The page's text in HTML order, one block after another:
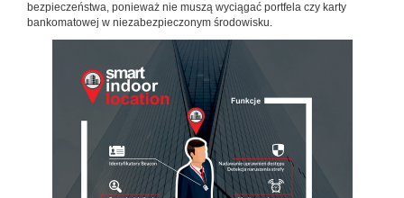
bezpieczeństwa, ponieważ nie muszą wyciągać portfela czy karty
bankomatowej w niezabezpieczonym środowisku.